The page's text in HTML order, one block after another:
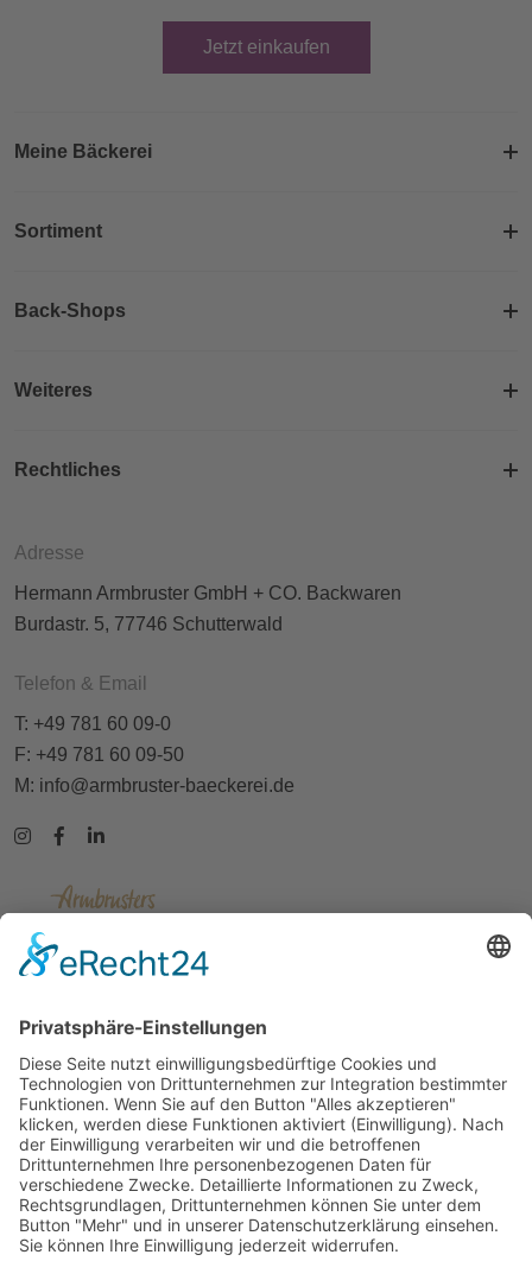
Jetzt einkaufen
Meine Bäckerei
Sortiment
Back-Shops
Weiteres
Rechtliches
Adresse
Hermann Armbruster GmbH + CO. Backwaren
Burdastr. 5, 77746 Schutterwald
Telefon & Email
T: +49 781 60 09-0
F: +49 781 60 09-50
M: info@armbruster-baeckerei.de
Kontakt
Impressum
Datenschutz
AGB
AGB-Gutscheine